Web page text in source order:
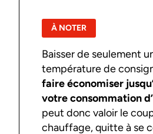
À NOTER
Baisser de seulement
température de
faire économiser
votre consommation
peut donc valoir le
chauffage, quitte à se